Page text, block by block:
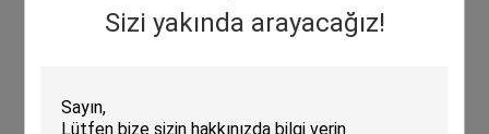
Sizi yakında arayacağız!